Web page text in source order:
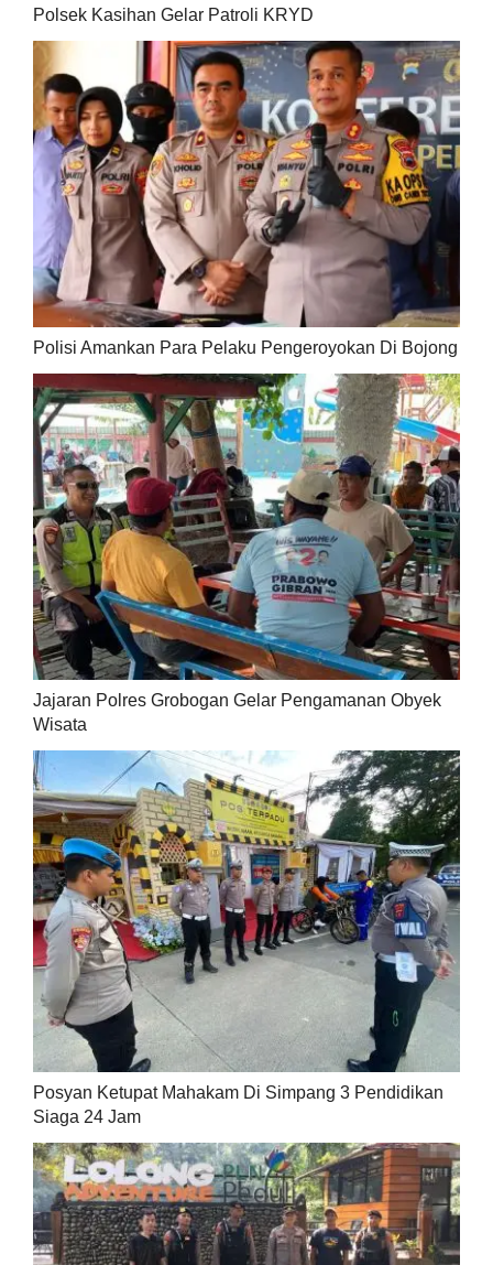
Polsek Kasihan Gelar Patroli KRYD
Polisi Amankan Para Pelaku Pengeroyokan Di Bojong
Jajaran Polres Grobogan Gelar Pengamanan Obyek
Wisata
Posyan Ketupat Mahakam Di Simpang 3 Pendidikan
Siaga 24 Jam